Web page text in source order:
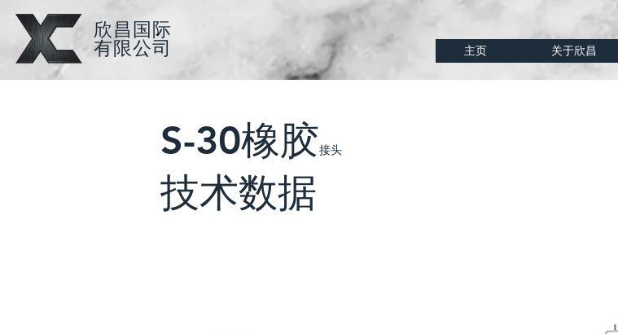
​欣昌国际
​有限公司
主页 关于欣昌
S-30橡胶接头
技术数据